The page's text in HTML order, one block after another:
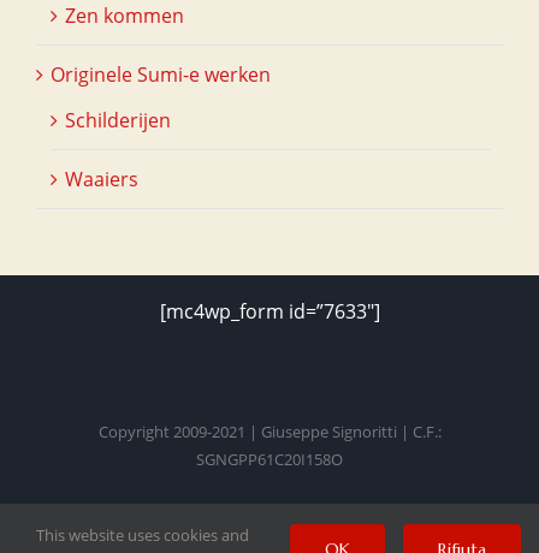
Zen kommen
Originele Sumi-e werken
Schilderijen
Waaiers
[mc4wp_form id=”7633″]
Copyright 2009-2021 | Giuseppe Signoritti | C.F.:
SGNGPP61C20I158O
Facebook
TwitterInstagram
PinterestYouTube
This website uses cookies and